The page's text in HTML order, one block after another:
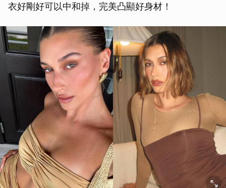
衣好剛好可以中和掉，完美凸顯好身材！